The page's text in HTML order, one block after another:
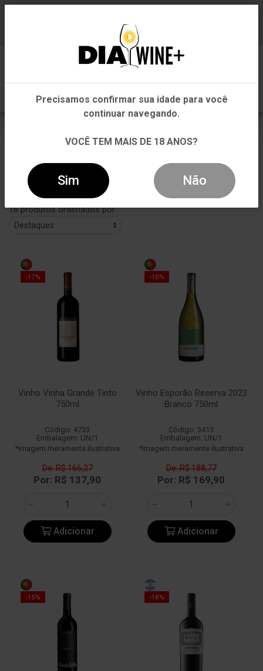
Filtros
16 produtos ordenados por:
-17%
Vinho Vinha Grande Tinto
750ml
Código: 4733
Embalagem: UN/1
*Imagem meramente ilustrativa
De: R$ 166,27
Por: R$ 137,90
Adicionar
-10%
Vinho Esporão Reserva 2023
Branco 750ml
Código: 3413
Embalagem: UN/1
*Imagem meramente ilustrativa
De: R$ 188,77
Por: R$ 169,90
Adicionar
-15% -18%
Em que Estado você está?
Pernambuco
Outros Estados
Precisamos confirmar sua idade para você
continuar navegando.
VOCÊ TEM MAIS DE 18 ANOS?
Sim Não